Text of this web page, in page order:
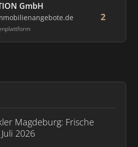
Magdeburg: Frische
2026
GmbH
2